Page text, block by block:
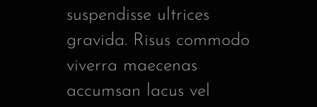
suspendisse ultrices
gravida. Risus commodo
viverra maecenas
accumsan lacus vel